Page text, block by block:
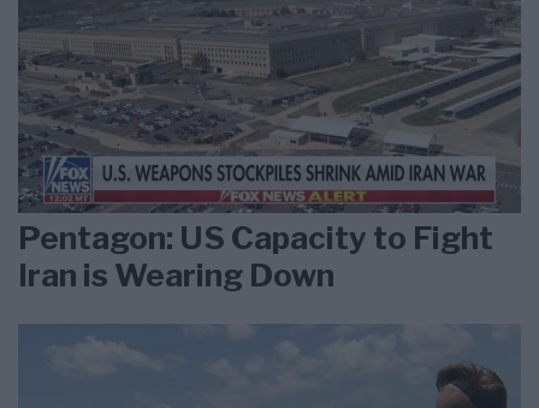
Pentagon: US Capacity to Fight
Iran is Wearing Down